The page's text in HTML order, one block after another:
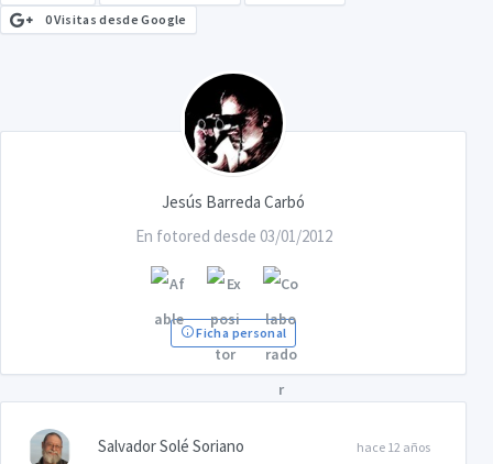
0 Visitas desde Google
Jesús Barreda Carbó
En fotored desde 03/01/2012
Ficha personal
hace 12 años
Salvador Solé Soriano